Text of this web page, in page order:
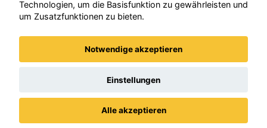
Technologien, um die Basisfunktion zu gewährleisten und
um Zusatzfunktionen zu bieten.
Notwendige akzeptieren
Einstellungen
Alle akzeptieren